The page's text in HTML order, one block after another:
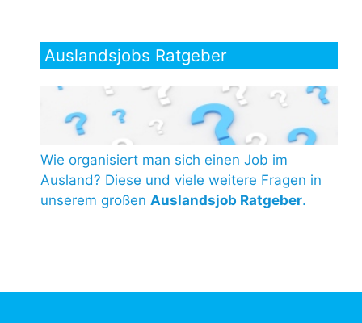
Auslandsjobs Ratgeber
Wie organisiert man sich einen Job im
Ausland? Diese und viele weitere Fragen in
unserem großen Auslandsjob Ratgeber.